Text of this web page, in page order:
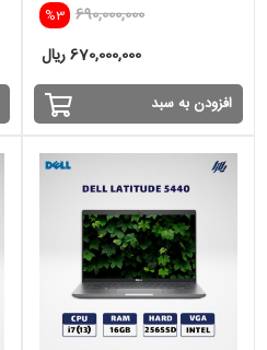
%3 690,000,000
670,000,000 ریال
افزودن به سبد